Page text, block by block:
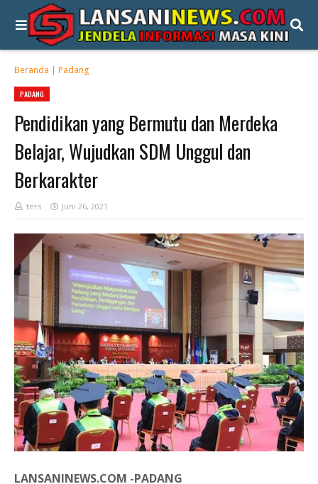
Beranda | Padang
PADANG
Pendidikan yang Bermutu dan Merdeka
Belajar, Wujudkan SDM Unggul dan
Berkarakter
ters Juni 26, 2021
LANSANINEWS.COM -PADANG